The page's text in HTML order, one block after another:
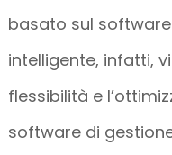
basato sul
intelligente, infatti,
flessibilità e
software di